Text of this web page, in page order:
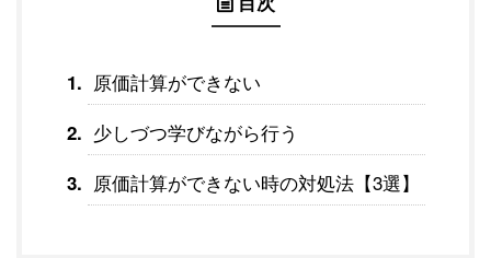
原価計算ができない
少しづつ学びながら行う
原価計算ができない時の対処法【3選】